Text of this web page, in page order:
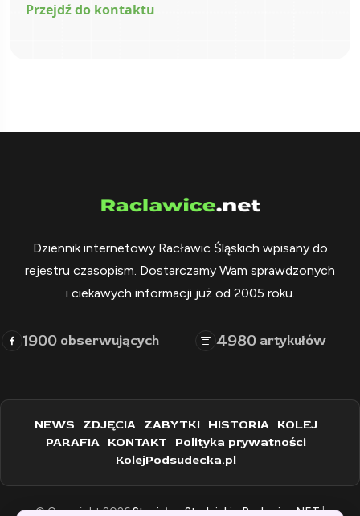
Przejdź do kontaktu
Dziennik internetowy Racławic Śląskich wpisany do
rejestru czasopism. Dostarczamy Wam sprawdzonych
i ciekawych informacji już od 2005 roku.
1900 obserwujących 4980 artykułów
NEWS ZDJĘCIA ZABYTKI HISTORIA KOLEJ
PARAFIA KONTAKT Polityka prywatności
KolejPodsudecka.pl
© Copyright 2026Stanisław Stadnicki - Raclawice.NET|